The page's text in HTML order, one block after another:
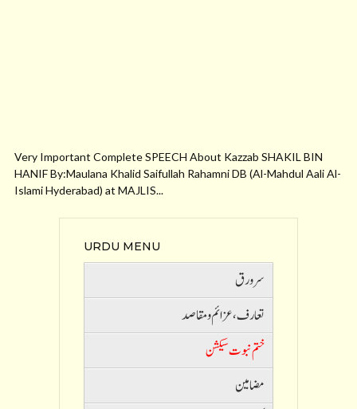
Very Important Complete SPEECH About Kazzab SHAKIL BIN
HANIF By:Maulana Khalid Saifullah Rahamni DB (Al-Mahdul Aali Al-
Islami Hyderabad) at MAJLIS...
URDU MENU
سرورق
تعارف ،عزائم و مقاصد
ختم نبوت سیکشن
مضامین